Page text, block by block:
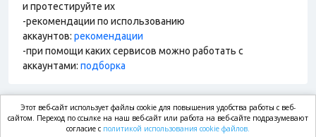
и протестируйте их
-рекомендации по использованию
аккаунтов: рекомендации
-при помощи каких сервисов можно работать с
аккаунтами: подборка
market.com
Этот веб-сайт использует файлы cookie для повышения удобства работы с веб-
сайтом. Переход по ссылке на наш веб-сайт или работа на веб-сайте подразумевают
согласие с политикой использования cookie файлов.